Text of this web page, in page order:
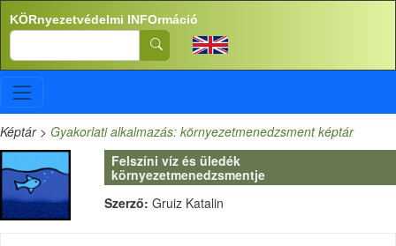
Ugrás a tartalomra
KÖRnyezetvédelmi INFOrmáció
Search
Képtár> Gyakorlati alkalmazás: környezetmenedzsment képtár
Felszíni víz és üledék
környezetmenedzsmentje
Szerző: Gruiz Katalin